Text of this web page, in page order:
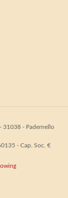
31038 - Padernello
- Cap. Soc. €